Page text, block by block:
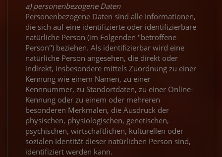
a) personenbezogene Daten
Personenbezogene Daten sind alle Informationen,
die sich auf eine identifizierte oder identifizierbare
natürliche Person (im Folgenden "betroffene
Person") beziehen. Als identifizierbar wird eine
natürliche Person angesehen, die direkt oder
indirekt, insbesondere mittels Zuordnung zu einer
Kennung wie einem Namen, zu einer
Kennnummer, zu Standortdaten, zu einer Online-
Kennung oder zu einem oder mehreren
besonderen Merkmalen, die Ausdruck der
physischen, physiologischen, genetischen,
psychischen, wirtschaftlichen, kulturellen oder
sozialen Identität dieser natürlichen Person sind,
identifiziert werden kann.